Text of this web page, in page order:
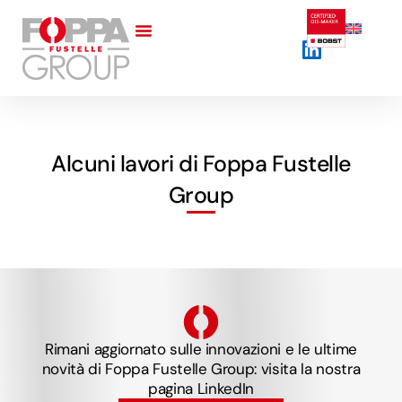
Alcuni lavori di Foppa Fustelle
Group
Rimani aggiornato sulle innovazioni e le ultime
novità di Foppa Fustelle Group: visita la nostra
pagina LinkedIn